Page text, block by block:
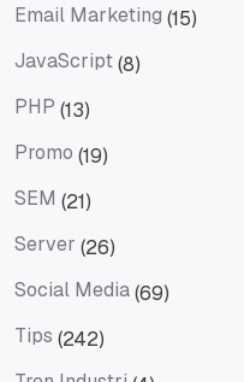
Email Marketing (15)
JavaScript(8)
PHP (13)
Promo (19)
SEM (21)
Server (26)
Social Media(69)
Tips (242)